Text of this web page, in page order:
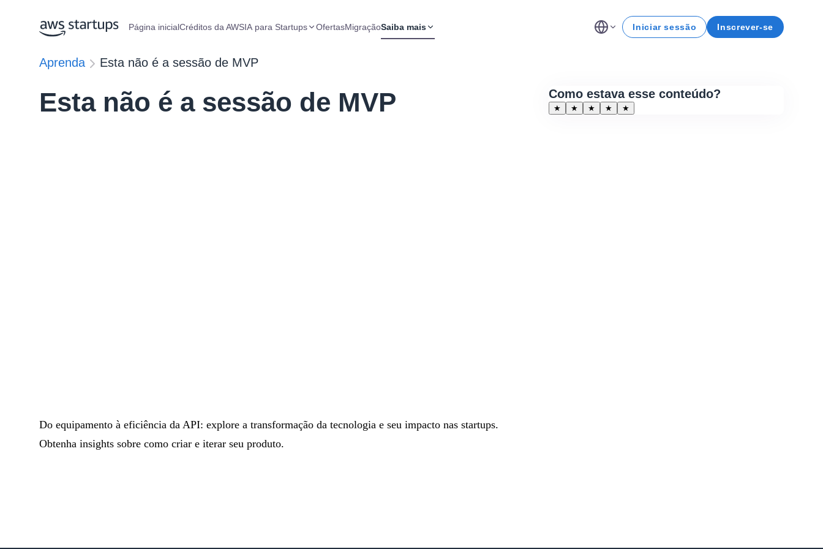
Página inicialCréditos da AWSIA para Startups OfertasMigraçãoSaiba mais Iniciar sessão Inscrever-se
Aprenda Esta não é a sessão de MVP
Esta não é a sessão de MVP
Do equipamento à eficiência da API: explore a transformação da tecnologia e seu impacto nas startups.
Obtenha insights sobre como criar e iterar seu produto.
Como estava esse conteúdo?
★ ★ ★ ★ ★